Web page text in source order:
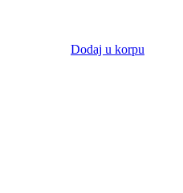
Dodaj u korpu